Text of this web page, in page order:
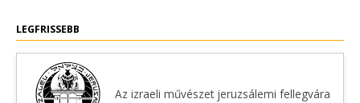
LEGFRISSEBB
Az izraeli művészet jeruzsálemi fellegvára